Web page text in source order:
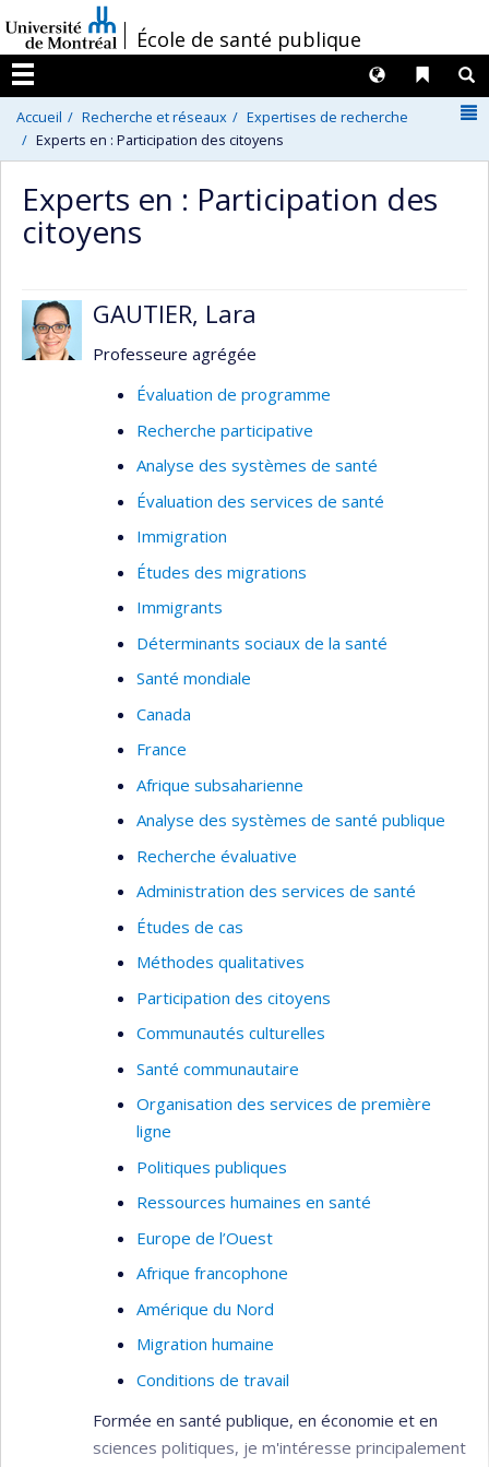
au
contenu
/École de santé publique
Menu
Liens
Langues
Accueil Recherche et réseaux
Expertises de recherche
Experts en : Participation des citoyens
Experts en : Participation des
citoyens
GAUTIER, Lara
Professeure agrégée
Évaluation de programme
Recherche participative
Analyse des systèmes de santé
Évaluation des services de santé
Immigration
Études des migrations
Immigrants
Déterminants sociaux de la santé
Santé mondiale
Canada
France
Afrique subsaharienne
Analyse des systèmes de santé publique
Recherche évaluative
Administration des services de santé
Études de cas
Méthodes qualitatives
Participation des citoyens
Communautés culturelles
Santé communautaire
Organisation des services de première
ligne
Politiques publiques
Ressources humaines en santé
Europe de l’Ouest
Afrique francophone
Amérique du Nord
Migration humaine
Conditions de travail
Formée en santé publique, en économie et en
sciences politiques, je m'intéresse principalement